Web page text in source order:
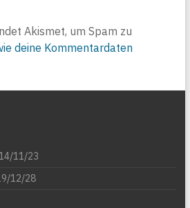
Akismet, um Spam zu
deine Kommentardaten
11/23
12/28